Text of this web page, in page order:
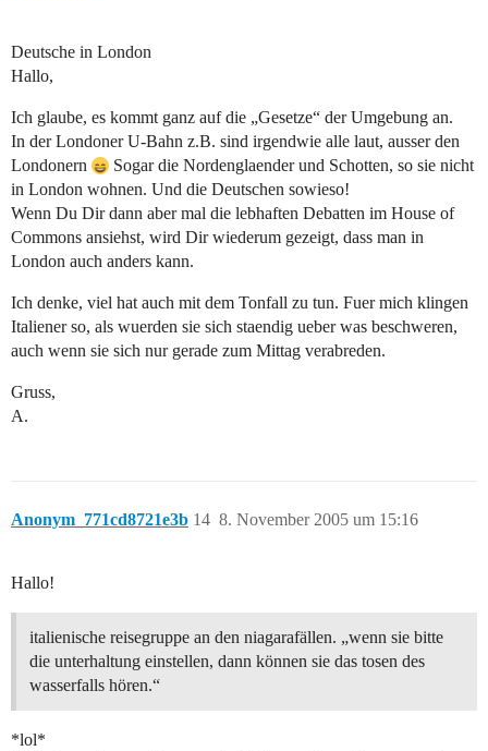
Deutsche in London
Hallo,
Ich glaube, es kommt ganz auf die „Gesetze“ der Umgebung an.
In der Londoner U-Bahn z.B. sind irgendwie alle laut, ausser den
Londonern
Sogar die Nordenglaender und Schotten, so sie nicht
in London wohnen. Und die Deutschen sowieso!
Wenn Du Dir dann aber mal die lebhaften Debatten im House of
Commons ansiehst, wird Dir wiederum gezeigt, dass man in
London auch anders kann.
Ich denke, viel hat auch mit dem Tonfall zu tun. Fuer mich klingen
Italiener so, als wuerden sie sich staendig ueber was beschweren,
auch wenn sie sich nur gerade zum Mittag verabreden.
Gruss,
A.
Anonym_771cd8721e3b 8. November 2005 um 15:16
14
Hallo!
italienische reisegruppe an den niagarafällen. „wenn sie bitte
die unterhaltung einstellen, dann können sie das tosen des
wasserfalls hören.“
*lol*